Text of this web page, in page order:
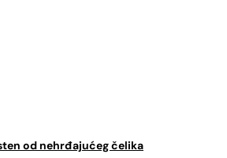
od nehrđajućeg čelika